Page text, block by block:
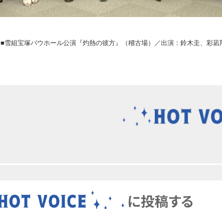
■雪組宝塚バウホール公演『灼熱の彼方』（稽古場）／出演：鈴木圭、彩